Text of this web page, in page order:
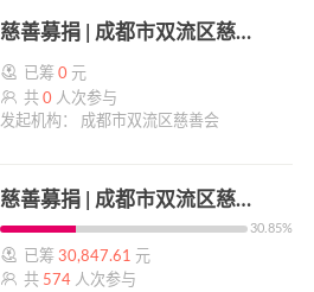
慈善募捐 | 成都市双流区慈善会 “爱心早餐”公益活动 | 帮帮公益
已筹0 元
共0 人次参与
发起机构： 成都市双流区慈善会
慈善募捐 | 成都市双流区慈善会吾乐公益专项基金 | 帮帮公益
30.85%
已筹30,847.61 元
共 574 人次参与